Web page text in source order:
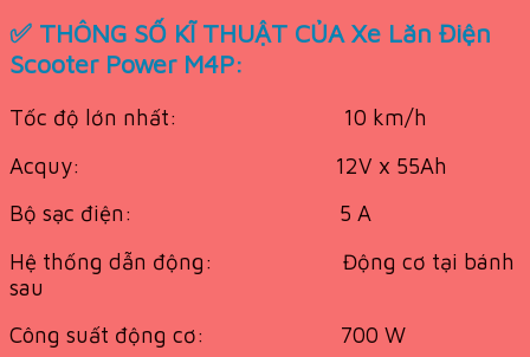
✅ THÔNG SỐ KĨ THUẬT CỦA Xe Lăn Điện
Scooter Power M4P:
Tốc độ lớn nhất: 10 km/h
Acquy: 12V x 55Ah
Bộ sạc điện: 5 A
Hệ thống dẫn động: Động cơ tại bánh
sau
Công suất động cơ: 700 W